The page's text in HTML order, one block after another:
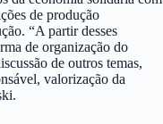
de produção
“A partir desses
de organização do
de outros temas,
valorização da